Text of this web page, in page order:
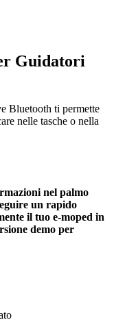
Guidatori
Bluetooth ti permette
nelle tasche o nella
nel palmo
un rapido
il tuo e-moped in
demo per